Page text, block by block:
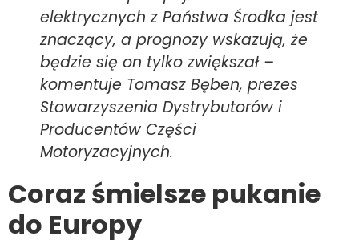
elektrycznych z Państwa Środka jest
znaczący, a prognozy wskazują, że
będzie się on tylko zwiększał–
komentuje Tomasz Bęben, prezes
Stowarzyszenia Dystrybutorów i
Producentów Części
Motoryzacyjnych.
Coraz śmielsze pukanie
do Europy